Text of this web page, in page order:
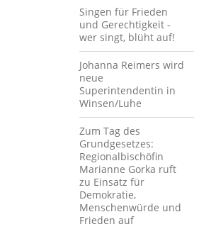
Singen für Frieden
und Gerechtigkeit -
wer singt, blüht auf!
Johanna Reimers wird
neue
Superintendentin in
Winsen/Luhe
Zum Tag des
Grundgesetzes:
Regionalbischöfin
Marianne Gorka ruft
zu Einsatz für
Demokratie,
Menschenwürde und
Frieden auf